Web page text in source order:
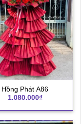
Hồng Phát A86
1.080.000₫